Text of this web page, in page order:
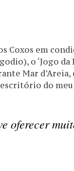
Coxos em
o ‘Jogo da
Mar d’Areia,
do
oferecer